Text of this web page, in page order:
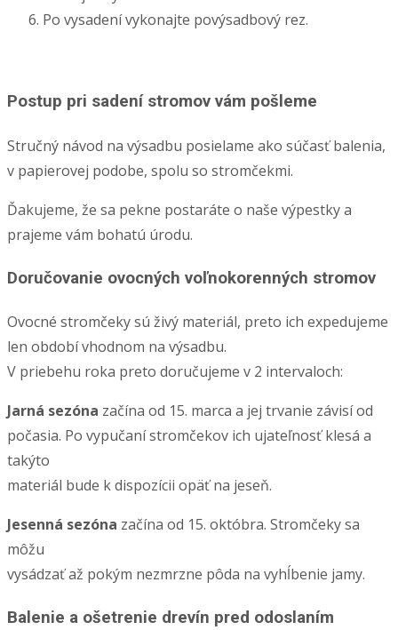
Po vysadení vykonajte povýsadbový rez.
Postup pri sadení stromov vám pošleme
Stručný návod na výsadbu posielame ako súčasť balenia,
v papierovej podobe, spolu so stromčekmi.
Ďakujeme, že sa pekne postaráte o naše výpestky a
prajeme vám bohatú úrodu.
Doručovanie ovocných voľnokorenných stromov
Ovocné stromčeky sú živý materiál, preto ich expedujeme
len období vhodnom na výsadbu.
V priebehu roka preto doručujeme v 2 intervaloch:
Jarná sezóna začína od 15. marca a jej trvanie závisí od
počasia. Po vypučaní stromčekov ich ujateľnosť klesá a
takýto
materiál bude k dispozícii opäť na jeseň.
Jesenná sezóna začína od 15. októbra. Stromčeky sa
môžu
vysádzať až pokým nezmrzne pôda na vyhĺbenie jamy.
Balenie a ošetrenie drevín pred odoslaním